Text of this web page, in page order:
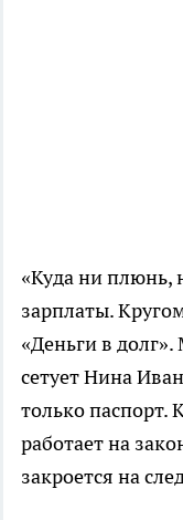
«Куда ни плюнь,
зарплаты.
«Деньги в
сетует Нина
только паспорт.
работает на
закроется на